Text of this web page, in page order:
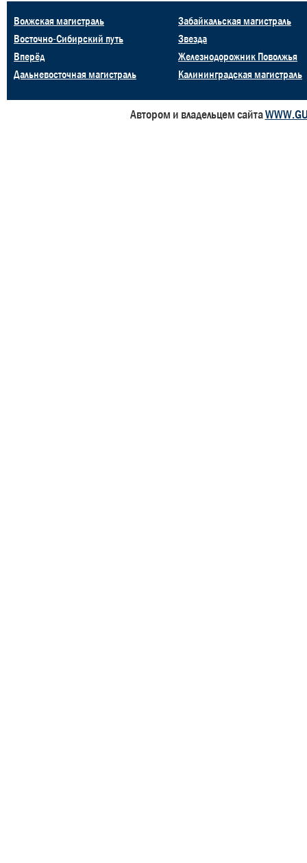
Волжская магистраль
Восточно-Сибирский путь
Вперёд
Дальневосточная магистраль
Забайкальская магистраль
Звезда
Железнодорожник Поволжья
Калининградская магистраль
Автором и владельцем сайта